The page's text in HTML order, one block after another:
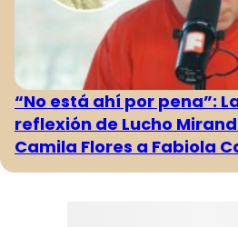
“No está ahí por pena”:
reflexión de Lucho
Camila Flores a Fabiola